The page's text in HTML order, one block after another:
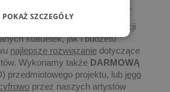
dotyczących realizacji projektu.
dotyczących czasu realizacji
statuetek, jak i budżetu
najlepsze rozwiązanie dotyczące
Wykonamy także DARMOWĄ
przedmiotowego projektu, lub jego
przez naszych artystów
POKAŻ SZCZEGÓŁY